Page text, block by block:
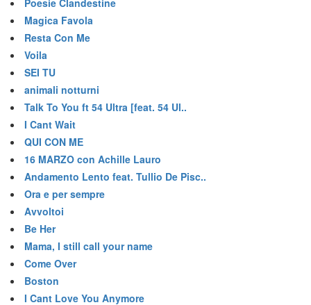
Magica Favola
Resta Con Me
Voila
SEI TU
animali notturni
Talk To You ft 54 Ultra [feat. 54 Ul..
I Cant Wait
QUI CON ME
16 MARZO con Achille Lauro
Andamento Lento feat. Tullio De Pisc..
Ora e per sempre
Avvoltoi
Be Her
Mama, I still call your name
Come Over
Boston
I Cant Love You Anymore